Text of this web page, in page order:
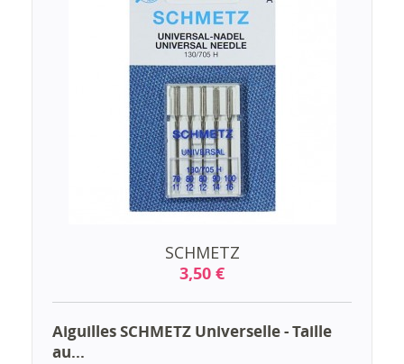
SCHMETZ
3,50 €
Aiguilles SCHMETZ Universelle - Taille
au...